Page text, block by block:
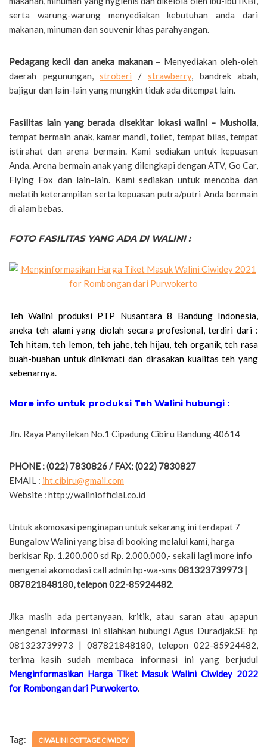
serta warung-warung menyediakan kebutuhan anda dari
makanan, minuman dan souvenir khas parahyangan.
Pedagang kecil dan aneka makanan– Menyediakan oleh-oleh
daerah pegunungan, stroberi / strawberry, bandrek abah,
bajigur dan lain-lain yang mungkin tidak ada ditempat lain.
Fasilitas lain yang berada disekitar lokasi walini – Musholla,
tempat bermain anak, kamar mandi, toilet, tempat bilas, tempat
istirahat dan arena bermain. Kami sediakan untuk kepuasan
Anda. Arena bermain anak yang dilengkapi dengan ATV, Go Car,
Flying Fox dan lain-lain. Kami sediakan untuk mencoba dan
melatih keterampilan serta kepuasan putra/putri Anda bermain
di alam bebas.
FOTO FASILITAS YANG ADA DI WALINI :
Teh Walini produksi PTP Nusantara 8 Bandung Indonesia,
aneka teh alami yang diolah secara profesional, terdiri dari :
Teh hitam, teh lemon, teh jahe, teh hijau, teh organik, teh rasa
buah-buahan untuk dinikmati dan dirasakan kualitas teh yang
sebenarnya.
More info untuk produksi Teh Walini hubungi :
Jln. Raya Panyilekan No.1 Cipadung Cibiru Bandung 40614
PHONE : (022) 7830826 / FAX: (022) 7830827
EMAIL : iht.cibiru@gmail.com
Website : http://waliniofficial.co.id
Untuk akomosasi penginapan untuk sekarang ini terdapat 7
Bungalow Walini yang bisa di booking melalui kami, harga
berkisar Rp. 1.200.000 sd Rp. 2.000.000,- sekali lagi more info
mengenai akomodasi call admin hp-wa-sms 081323739973 |
087821848180, telepon 022-85924482.
Jika masih ada pertanyaan, kritik, atau saran atau apapun
mengenai informasi ini silahkan hubungi Agus Duradjak,SE hp
081323739973 | 087821848180, telepon 022-85924482,
terima kasih sudah membaca informasi ini yang berjudul
Menginformasikan Harga Tiket Masuk Walini Ciwidey 2022
for Rombongan dari Purwokerto.
Tag: CIWALINI COTTAGE CIWIDEY